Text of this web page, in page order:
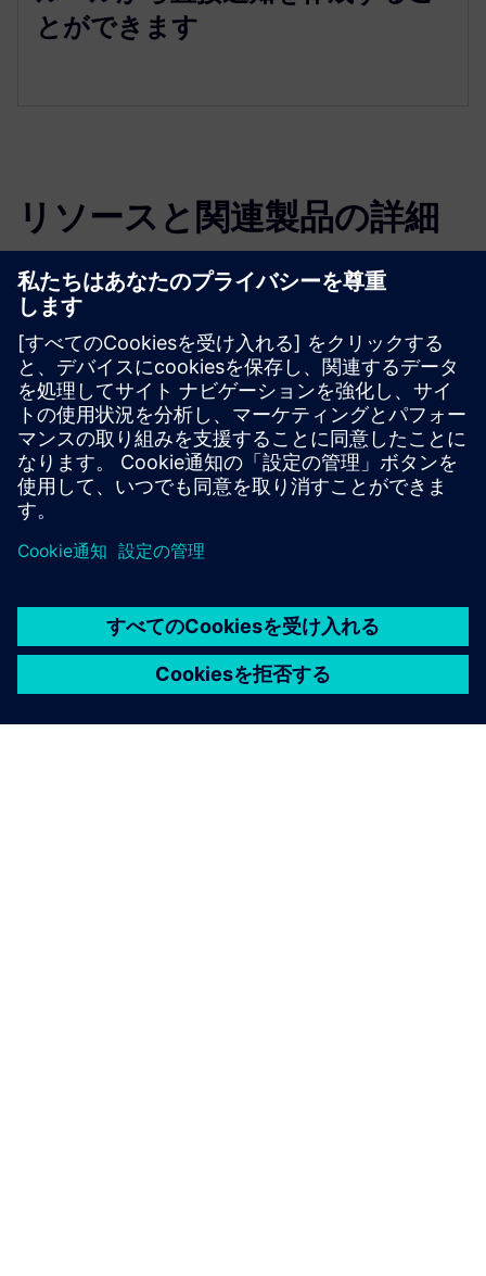
とができます
リソースと関連製品の詳細
その他の情報とリソース
詳細情報
必要条件
すべてのInsight Hub機能パッケージ（ベーシック/スタン
ダード/プレミアム）